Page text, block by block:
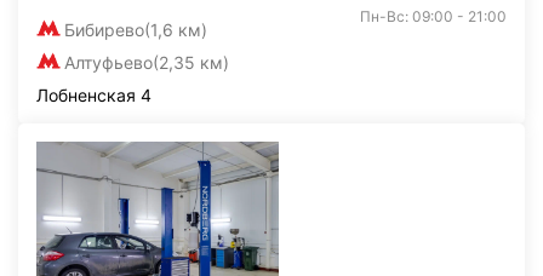
Бибирево(1,6 км)
Алтуфьево(2,35 км)
Пн-Вс: 09:00 - 21:00
Лобненская 4